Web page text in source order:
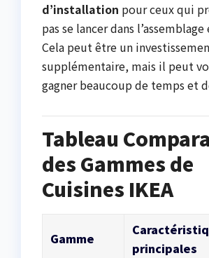
d’installation pour ceux qui
pas se lancer dans
Cela peut être un
supplémentaire, mais il peut
gagner beaucoup de temps et
Tableau
des Gammes de
Cuisines IKEA
Gamme
principales